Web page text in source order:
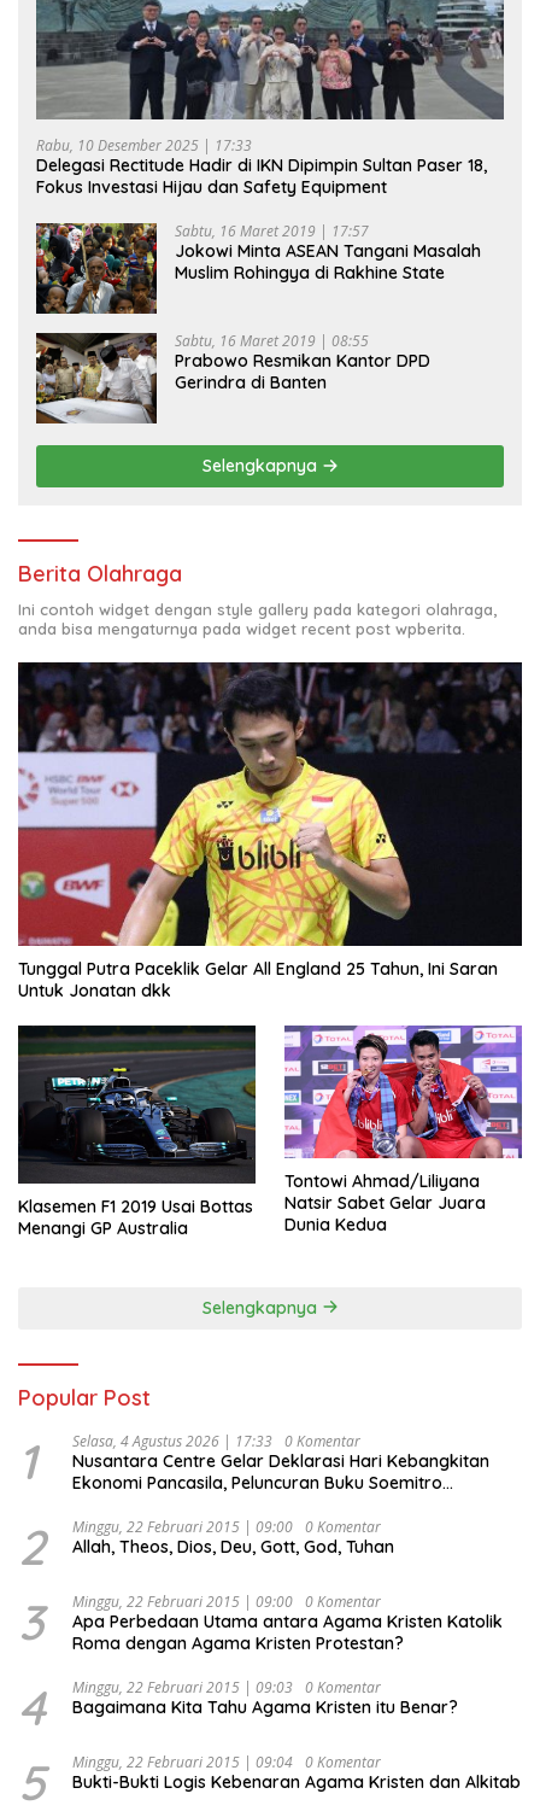
Rabu, 10 Desember 2025 | 17:33
Delegasi Rectitude Hadir di IKN Dipimpin Sultan Paser 18,
Fokus Investasi Hijau dan Safety Equipment
Sabtu, 16 Maret 2019 | 17:57
Jokowi Minta ASEAN Tangani Masalah
Muslim Rohingya di Rakhine State
Sabtu, 16 Maret 2019 | 08:55
Prabowo Resmikan Kantor DPD
Gerindra di Banten
Selengkapnya
Berita Olahraga
Ini contoh widget dengan style gallery pada kategori olahraga,
anda bisa mengaturnya pada widget recent post wpberita.
Tunggal Putra Paceklik Gelar All England 25 Tahun, Ini Saran
Untuk Jonatan dkk
Klasemen F1 2019 Usai Bottas
Menangi GP Australia
Tontowi Ahmad/Liliyana
Natsir Sabet Gelar Juara
Dunia Kedua
Selengkapnya
Popular Post
1 Selasa, 4 Agustus 2026 | 17:33 0 Komentar
Nusantara Centre Gelar Deklarasi Hari Kebangkitan
Ekonomi Pancasila, Peluncuran Buku Soemitro
Ekonomi Politik Indonesia) & Simposium Nasional
“Urgensi Undang-Undang Perekonomian Nasional dan
Indonesia Emas 2045”,
2 Minggu, 22 Februari 2015 | 09:00 0 Komentar
Allah, Theos, Dios, Deu, Gott, God, Tuhan
3 Minggu, 22 Februari 2015 | 09:00 0 Komentar
Apa Perbedaan Utama antara Agama Kristen Katolik
Roma dengan Agama Kristen Protestan?
4 Minggu, 22 Februari 2015 | 09:03 0 Komentar
Bagaimana Kita Tahu Agama Kristen itu Benar?
5 Minggu, 22 Februari 2015 | 09:04 0 Komentar
Bukti-Bukti Logis Kebenaran Agama Kristen dan Alkitab